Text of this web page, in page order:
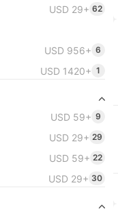
USD 29+ 62
USD 956+ 6
USD 1420+ 1
USD 59+ 9
USD 29+ 29
USD 59+ 22
USD 29+ 30